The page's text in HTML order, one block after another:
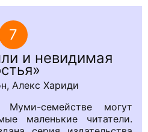
7
и невидимая
Алекс Хариди
семействе могут
маленькие читатели.